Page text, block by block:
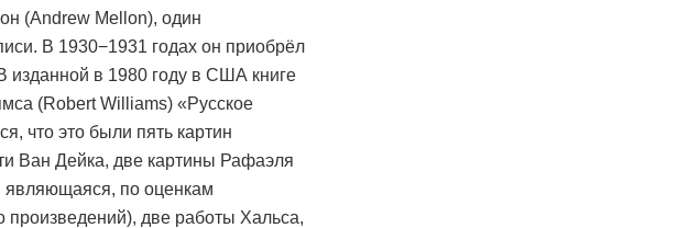
(Andrew Mellon), один
В 1930−1931 годах он приобрёл
изданной в 1980 году в США книге
(Robert Williams) «Русское
что это были пять картин
Ван Дейка, две картины Рафаэля
являющаяся, по оценкам
две работы Хальса,